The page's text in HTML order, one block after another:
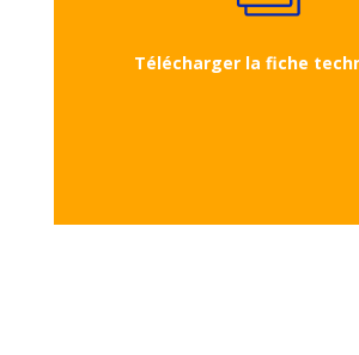
Télécharger la fiche